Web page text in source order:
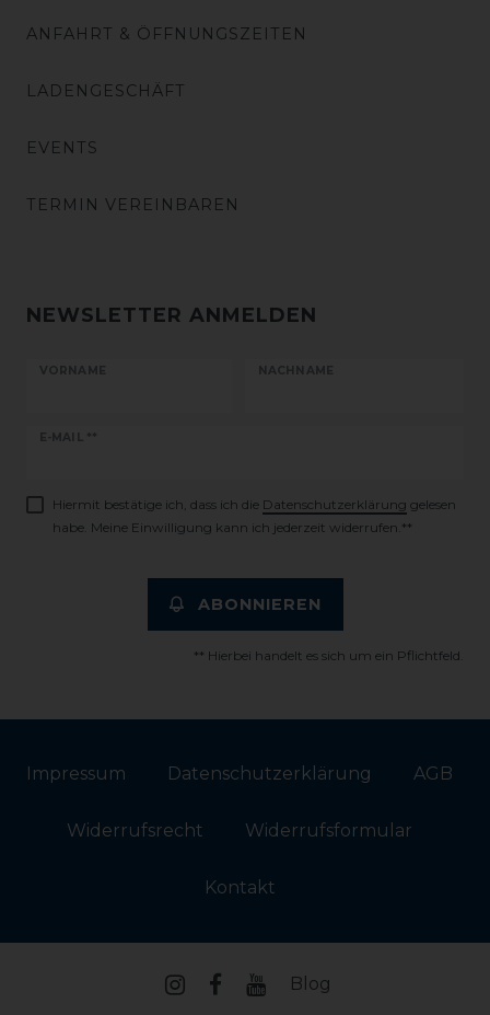
ANFAHRT & ÖFFNUNGSZEITEN
LADENGESCHÄFT
EVENTS
TERMIN VEREINBAREN
NEWSLETTER ANMELDEN
VORNAME NACHNAME
E-MAIL **
Newsletter
Hiermit bestätige ich, dass ich die Daten­schutz­erklärung gelesen
habe. Meine Einwilligung kann ich jederzeit widerrufen.**
ABONNIEREN
** Hierbei handelt es sich um ein Pflichtfeld.
Impressum Daten­schutz­erklärung AGB
Widerrufs­recht Widerrufs­formular
Kontakt
Blog